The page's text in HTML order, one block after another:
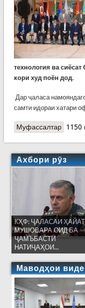
технология ва
кори худ поён дод.
Дар ҷаласа
самти идораи хатари
Муфассалтаро1150
Ахбори рӯз
КҲФ: ҶАЛАСАИ
МУШОВАРА ОИД БА
ҶАМЪБАСТИ
НАТИҶАҲОИ...
Маводҳои